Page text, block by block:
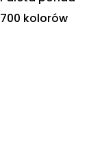
700 kolorów